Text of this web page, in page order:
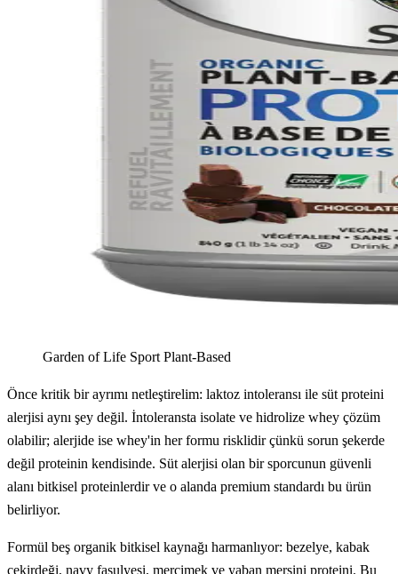
Garden of Life Sport Plant-Based
Önce kritik bir ayrımı netleştirelim: laktoz intoleransı ile süt proteini
alerjisi aynı şey değil. İntoleransta isolate ve hidrolize whey çözüm
olabilir; alerjide ise whey'in her formu risklidir çünkü sorun şekerde
değil proteinin kendisinde. Süt alerjisi olan bir sporcunun güvenli
alanı bitkisel proteinlerdir ve o alanda premium standardı bu ürün
belirliyor.
Formül beş organik bitkisel kaynağı harmanlıyor: bezelye, kabak
çekirdeği, navy fasulyesi, mercimek ve yaban mersini proteini. Bu